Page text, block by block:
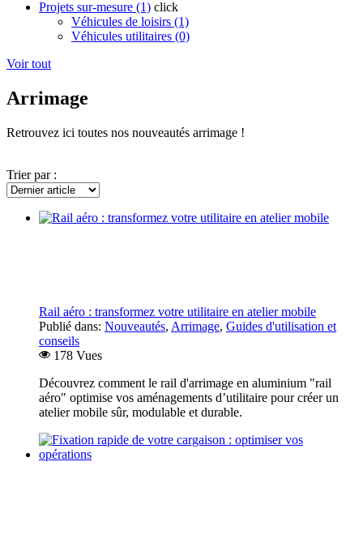
Projets sur-mesure (1) click
Véhicules de loisirs (1)
Véhicules utilitaires (0)
Voir tout
Arrimage
Retrouvez ici toutes nos nouveautés arrimage !
Trier par :
Rail aéro : transformez votre utilitaire en atelier mobile
Publié dans: Nouveautés, Arrimage, Guides d'utilisation et
conseils
178 Vues
Découvrez comment le rail d'arrimage en aluminium "rail
aéro" optimise vos aménagements d’utilitaire pour créer un
atelier mobile sûr, modulable et durable.